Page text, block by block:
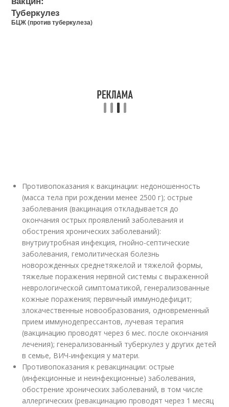
Туберкулез
БЦЖ (против туберкулеза)
Противопоказания к вакцинации: недоношенность
(масса тела при рождении менее 2500 г); острые
заболевания (вакцинация откладывается до
окончания острых проявлений заболевания и
обострения хронических заболеваний):
внутриутробная инфекция, гнойно-септические
заболевания, гемолитическая болезнь
новорожденных среднетяжелой и тяжелой формы,
тяжелые поражения нервной системы с выраженной
неврологической симптоматикой, генерализованные
кожные поражения; первичный иммунодефицит;
злокачественные новообразования, одновременный
прием иммунодепрессантов, лучевая терапия
(вакцинацию проводят через 6 мес. после окончания
лечения); генерализованный туберкулез у других детей
в семье, ВИЧ-инфекция у матери.
Противопоказания к ревакцинации: острые
(инфекционные и неинфекционные) заболевания,
обострение хронических заболеваний, в том числе
аллергических (ревакцинацию проводят через 1 месяц